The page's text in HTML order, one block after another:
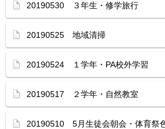
20190530 ３年生・修学旅行
20190525 地域清掃
20190524 １学年・PA校外学習
20190517 ２学年・自然教室
20190510 5月生徒会朝会・体育祭